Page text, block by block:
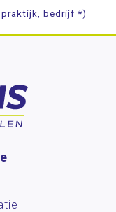
praktijk, bedrijf *)